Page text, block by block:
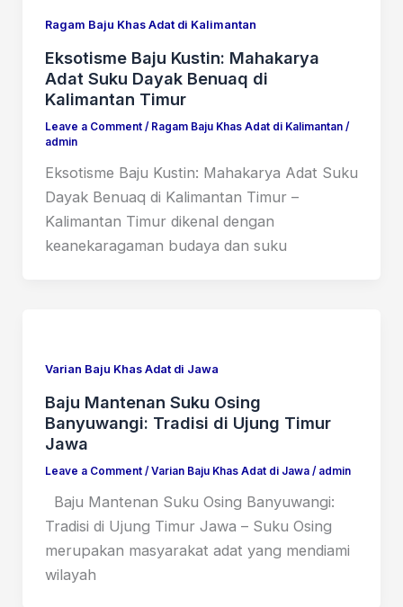
Ragam Baju Khas Adat di Kalimantan
Eksotisme Baju Kustin: Mahakarya
Adat Suku Dayak Benuaq di
Kalimantan Timur
Leave a Comment / Ragam Baju Khas Adat di Kalimantan/
admin
Eksotisme Baju Kustin: Mahakarya Adat Suku
Dayak Benuaq di Kalimantan Timur –
Kalimantan Timur dikenal dengan
keanekaragaman budaya dan suku
Varian Baju Khas Adat di Jawa
Baju Mantenan Suku Osing
Banyuwangi: Tradisi di Ujung Timur
Jawa
Leave a Comment /Varian Baju Khas Adat di Jawa/ admin
Baju Mantenan Suku Osing Banyuwangi:
Tradisi di Ujung Timur Jawa – Suku Osing
merupakan masyarakat adat yang mendiami
wilayah